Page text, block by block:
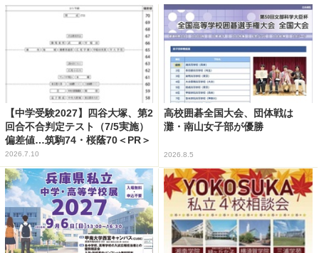
【中学受験2027】四谷大塚、第2
回合不合判定テスト（7/5実施）
偏差値…筑駒74・桜蔭70＜PR＞
2026.7.10
高校囲碁全国大会、団体戦は
灘・南山女子部が優勝
2026.8.5